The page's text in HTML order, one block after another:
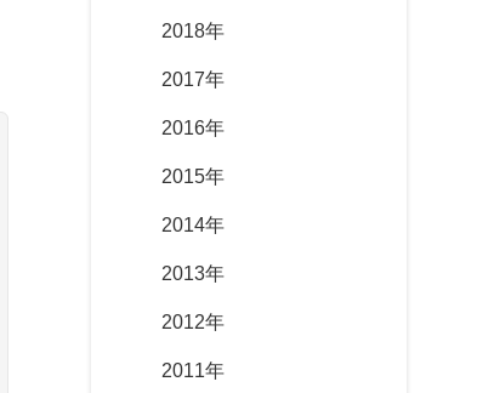
2018年
2017年
2016年
2015年
2014年
2013年
2012年
2011年